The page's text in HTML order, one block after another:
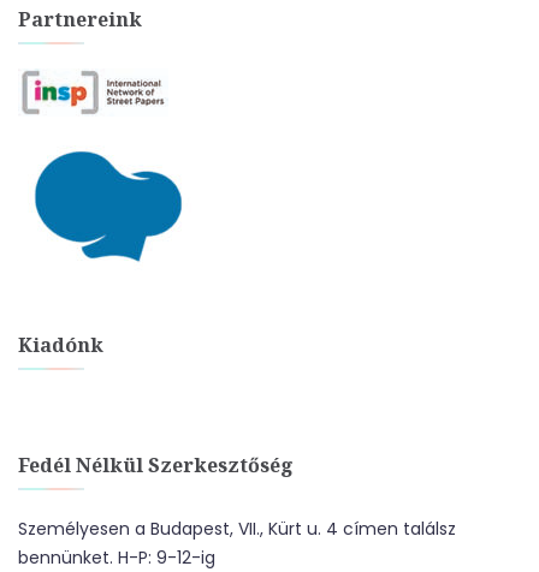
Partnereink
Kiadónk
Fedél Nélkül Szerkesztőség
Személyesen a Budapest, VII., Kürt u. 4 címen találsz
bennünket. H-P: 9-12-ig